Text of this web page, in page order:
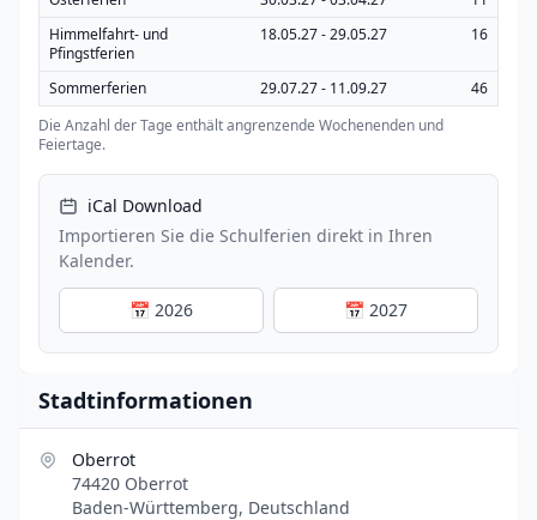
Himmelfahrt- und
Pfingstferien
18.05.27 - 29.05.27 16
Sommerferien 29.07.27 - 11.09.27
46
Die Anzahl der Tage enthält angrenzende Wochenenden und
Feiertage.
iCal Download
Importieren Sie die Schulferien direkt in Ihren
Kalender.
📅 2026 📅 2027
Stadtinformationen
Oberrot
74420 Oberrot
Baden-Württemberg, Deutschland